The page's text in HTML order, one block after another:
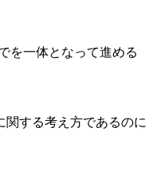
を一体となって進める
関する考え方であるのに